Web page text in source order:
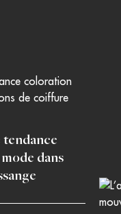
tendance
dans